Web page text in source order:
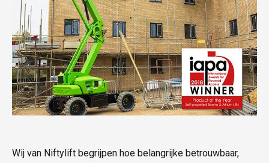
Wij van Niftylift begrijpen hoe belangrijke betrouwbaar,